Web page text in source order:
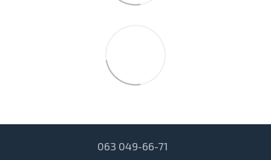
063 049-66-71